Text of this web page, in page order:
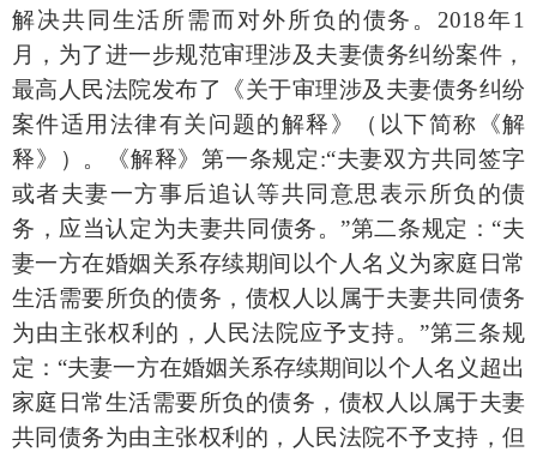
解决共同生活所需而对外所负的债务。 2018年1
月，为了进一步规范审理涉及夫妻债务纠纷案件，
最高人民法院发布了《关于审理涉及夫妻债务纠纷
案件适用法律有关问题的解释》（以下简称《解
释》）。《解释》第一条规定:“夫妻双方共同签字
或者夫妻一方事后追认等共同意思表示所负的债
务，应当认定为夫妻共同债务。”第二条规定：“夫
妻一方在婚姻关系存续期间以个人名义为家庭日常
生活需要所负的债务，债权人以属于夫妻共同债务
为由主张权利的，人民法院应予支持。”第三条规
定：“夫妻一方在婚姻关系存续期间以个人名义超出
家庭日常生活需要所负的债务，债权人以属于夫妻
共同债务为由主张权利的，人民法院不予支持，但